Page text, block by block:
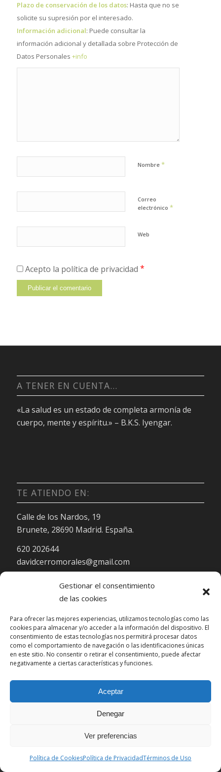
Gestionar el consentimiento
de las cookies
Para ofrecer las mejores experiencias, utilizamos tecnologías como las
cookies para almacenar y/o acceder a la información del dispositivo. El
consentimiento de estas tecnologías nos permitirá procesar datos
como el comportamiento de navegación o las identificaciones únicas
en este sitio. No consentir o retirar el consentimiento, puede afectar
negativamente a ciertas características y funciones.
Aceptar
Denegar
Ver preferencias
Política de CookiesPolítica de PrivacidadTérminos de Uso
Plazo de conservación de los datos: Hasta que no se
solicite su supresión por el interesado.
Información adicional: Puede consultar la
información adicional y detallada sobre Protección de
Datos Personales +info
Nombre *
Correo
electrónico *
Web
Acepto la política de privacidad *
A TENER EN CUENTA…
«La salud es un estado de completa armonía de
cuerpo, mente y espíritu.» – B.K.S. Iyengar.
TE ATIENDO EN:
Calle de los Nardos, 19
Brunete, 28690 Madrid. España.
620 202644
davidcerromorales@gmail.com
HORARIO DE ATENCIÓN:
Lu-Vi: 10:00-22:00
Sa: 10:00-15:00
© Copyright 2018 - David Cerro, Nutricionista | Desarrollado por